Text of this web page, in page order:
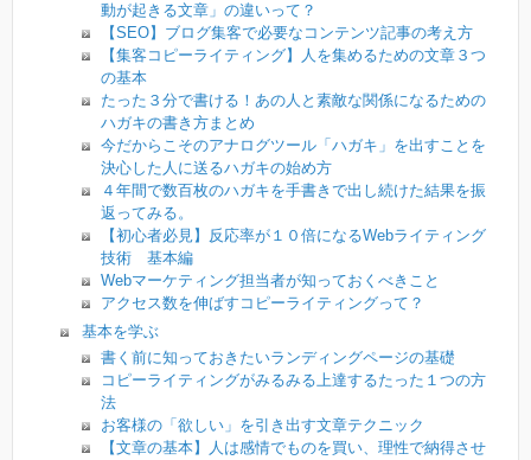
動が起きる文章」の違いって？
【SEO】ブログ集客で必要なコンテンツ記事の考え方
【集客コピーライティング】人を集めるための文章３つ
の基本
たった３分で書ける！あの人と素敵な関係になるための
ハガキの書き方まとめ
今だからこそのアナログツール「ハガキ」を出すことを
決心した人に送るハガキの始め方
４年間で数百枚のハガキを手書きで出し続けた結果を振
返ってみる。
【初心者必見】反応率が１０倍になるWebライティング
技術 基本編
Webマーケティング担当者が知っておくべきこと
アクセス数を伸ばすコピーライティングって？
基本を学ぶ
書く前に知っておきたいランディングページの基礎
コピーライティングがみるみる上達するたった１つの方
法
お客様の「欲しい」を引き出す文章テクニック
【文章の基本】人は感情でものを買い、理性で納得させ